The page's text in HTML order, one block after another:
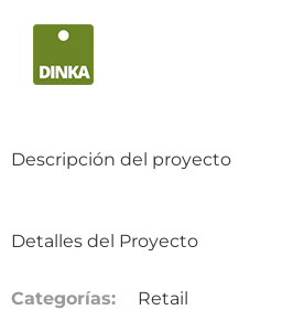
Descripción del proyecto
Detalles del Proyecto
Categorías:
Retail